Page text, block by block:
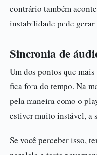
contrário também
instabilidade pode
Sincronia de
Um dos pontos que
fica fora do tempo. Na
pela maneira como o
estiver muito instável, a
Se você perceber isso,